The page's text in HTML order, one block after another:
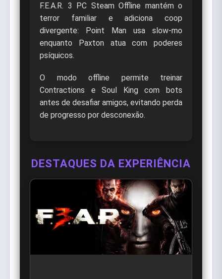
F.E.A.R. 3 PC Steam Offline mantém o
terror familiar e adiciona coop
divergente: Point Man usa slow-mo
enquanto Paxton atua com poderes
psíquicos.
O modo offline permite treinar
Contractions e Soul King com bots
antes de desafiar amigos, evitando perda
de progresso por desconexão.
DESTAQUES DA EXPERIÊNCIA